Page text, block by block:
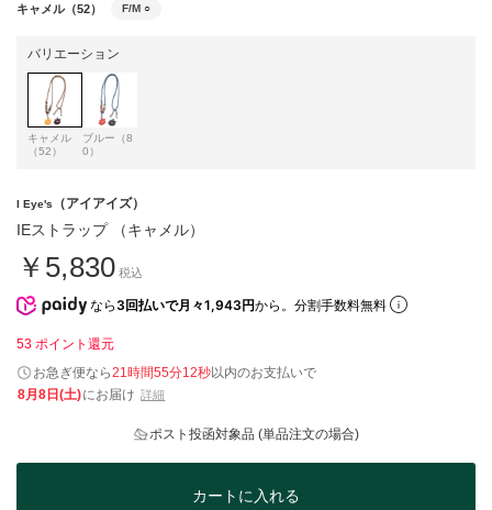
キャメル（52） F/M ○
バリエーション
キャメル
（52）
ブルー（8
0）
I Eye's （アイアイズ）
IEストラップ （キャメル）
￥5,830 税込
なら 3回払いで月々1,943円から。分割手数料無料
53 ポイント還元
お急ぎ便なら21時間55分12秒以内のお支払いで
8月8日(土)にお届け 詳細
ポスト投函対象品 (単品注文の場合)
カートに入れる